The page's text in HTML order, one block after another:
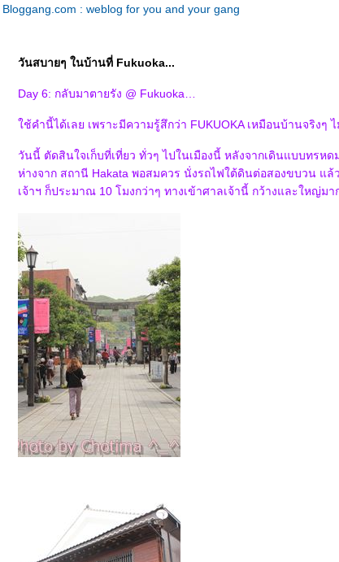
Bloggang.com : weblog for you and your gang
วันสบายๆ ในบ้านที่ Fukuoka...
Day 6: กลับมาตายรัง @ Fukuoka
ช้คำนี้ได้เลย เพราะมีความรู้สึกว่า FUKUOKA เหมือนบ้านจริงๆ
วันนี้ ตัดสินใจเก็บที่เที่ยว ทั่วๆ ไปในเมืองนี้ หลังจากเดินแบบทรห
ห่างจาก สถานี Hakata พอสมควร นั่งรถไฟใต้ดินต่อสองขบวน แล้
เจ้าฯ ก็ประมาณ 10 โมงกว่าๆ ทางเข้าศาลเจ้านี้ กว้างและใหญ่มา